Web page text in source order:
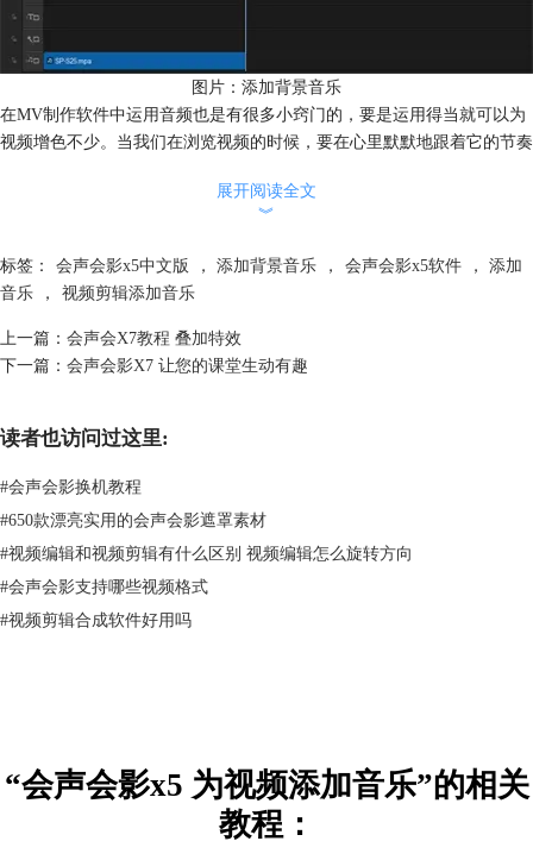
图片：添加背景音乐
在MV制作软件中运用音频也是有很多小窍门的，要是运用得当就可以为
视频增色不少。当我们在浏览视频的时候，要在心里默默地跟着它的节奏
同时，视频在高潮、甩镜头、转折等画面时，要用节奏较重的音乐才能凸
展开阅读全文
︾
标签： 会声会影x5中文版 ， 添加背景音乐 ， 会声会影x5软件 ，
添加
音乐
， 视频剪辑添加音乐
上一篇： 会声会X7教程 叠加特效
下一篇： 会声会影X7 让您的课堂生动有趣
读者也访问过这里:
#会声会影换机教程
#650款漂亮实用的会声会影遮罩素材
#视频编辑和视频剪辑有什么区别 视频编辑怎么旋转方向
#会声会影支持哪些视频格式
#视频剪辑合成软件好用吗
“会声会影x5 为视频添加音乐”的相关
教程：